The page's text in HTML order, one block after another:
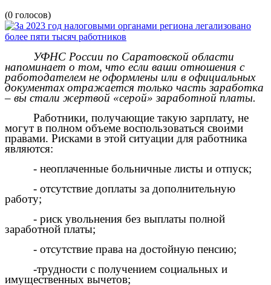
(0 голосов)
УФНС России по Саратовской области
напоминает о том, что если ваши отношения с
работодателем не оформлены или в официальных
документах отражается только часть заработка
– вы стали жертвой «серой» заработной платы.
Работники, получающие такую зарплату, не
могут в полном объеме воспользоваться своими
правами. Рисками в этой ситуации для работника
являются:
- неоплаченные больничные листы и отпуск;
- отсутствие доплаты за дополнительную
работу;
- риск увольнения без выплаты полной
заработной платы;
- отсутствие права на достойную пенсию;
-трудности с получением социальных и
имущественных вычетов;